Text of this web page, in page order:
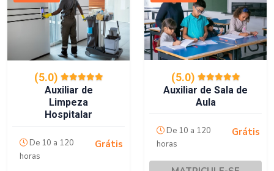
(5.0)
Auxiliar de
Limpeza
Hospitalar
De 10 a 120
horas
Grátis
(5.0)
Auxiliar de Sala de
Aula
De 10 a 120
horas
Grátis